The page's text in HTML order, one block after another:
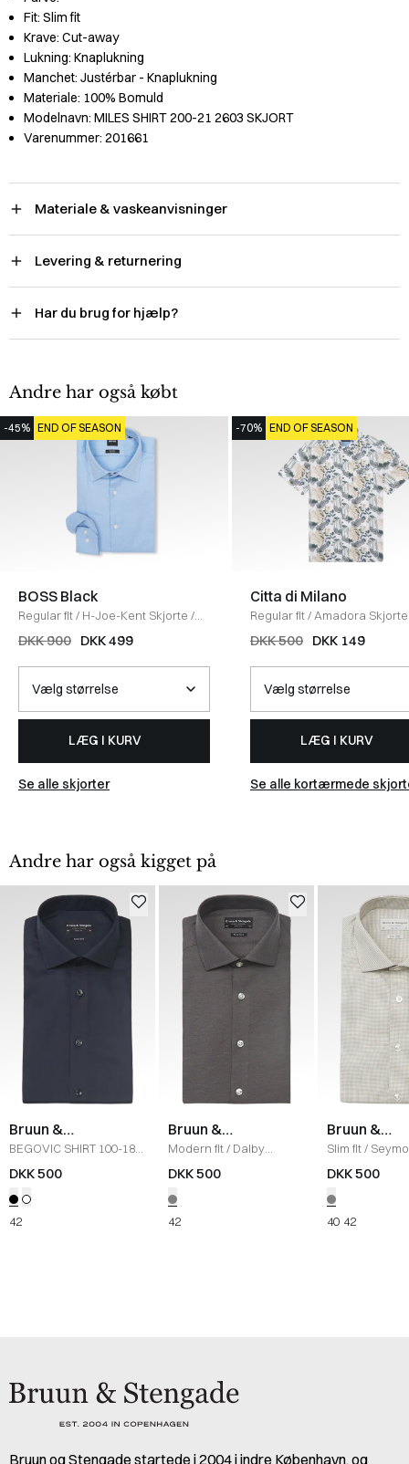
Fit: Slim fit
Krave: Cut-away
Lukning: Knaplukning
Manchet: Justérbar - Knaplukning
Materiale: 100% Bomuld
Modelnavn: MILES SHIRT 200-21 2603 SKJORT
Varenummer: 201661
Materiale & vaskeanvisninger
Levering & returnering
Har du brug for hjælp?
Andre har også købt
-45% END OF SEASON
BOSS Black
Regular fit/ H-Joe-Kent Skjorte /
BLÅ
DKK 900 DKK 499
LÆG I KURV
Se alle skjorter
-70% END OF SEASON
Citta di Milano
Regular fit/ Amadora Skjorte
WHITE/YELLOW
DKK 500 DKK 149
LÆG I KURV
Se alle kortærmede
Andre har også kigget på
Bruun &
Stengade
BEGOVIC SHIRT 100-18
2603 SKJO
DKK 500
42
Bruun &
Stengade
Modern fit/ Dalby
Skjorte/ GREY
DKK 500
42
Bruun &
Stengade
Slim fit/
/GREY
DKK 500
40 42
Bruun og Stengade startede i 2004 i indre København, og